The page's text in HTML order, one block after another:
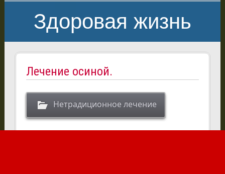
Здоровая жизнь
Лечение осиной.
Нетрадиционное лечение